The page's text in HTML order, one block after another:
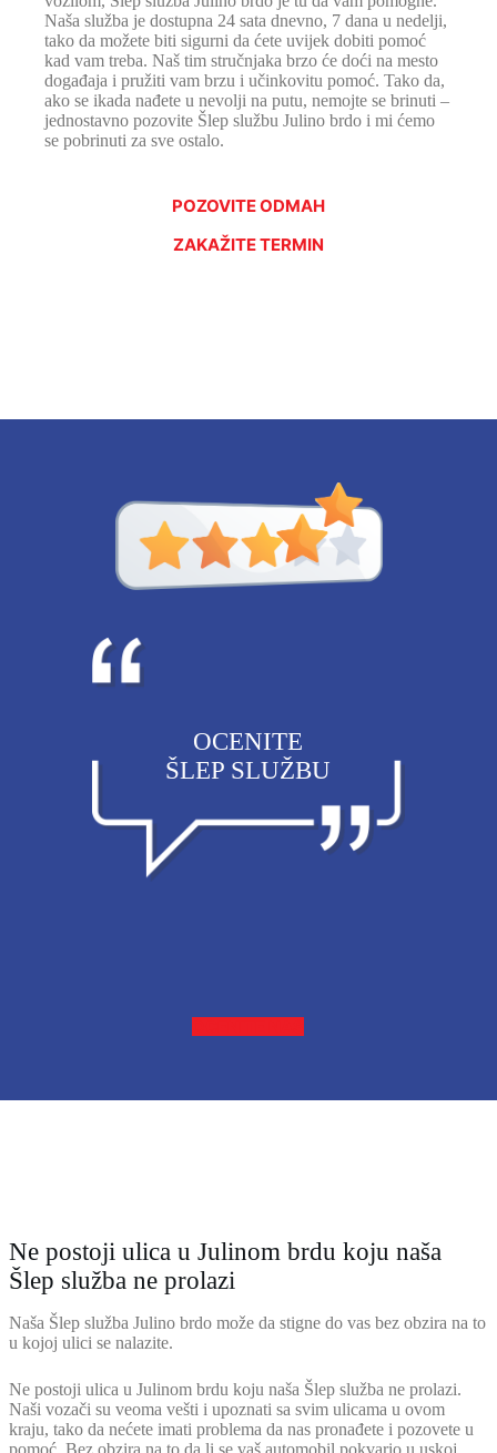
Naša služba je dostupna 24 sata dnevno, 7 dana u nedelji,
tako da možete biti sigurni da ćete uvijek dobiti pomoć
kad vam treba. Naš tim stručnjaka brzo će doći na mesto
događaja i pružiti vam brzu i učinkovitu pomoć. Tako da,
ako se ikada nađete u nevolji na putu, nemojte se brinuti –
jednostavno pozovite Šlep službu Julino brdo i mi ćemo
se pobrinuti za sve ostalo.
POZOVITE ODMAH
ZAKAŽITE TERMIN
OCENITE
ŠLEP SLUŽBU
Ne postoji ulica u Julinom brdu koju naša
Šlep služba ne prolazi
Naša Šlep služba Julino brdo može da stigne do vas bez obzira na to
u kojoj ulici se nalazite.
Ne postoji ulica u Julinom brdu koju naša Šlep služba ne prolazi.
Naši vozači su veoma vešti i upoznati sa svim ulicama u ovom
kraju, tako da nećete imati problema da nas pronađete i pozovete u
pomoć. Bez obzira na to da li se vaš automobil pokvario u uskoj